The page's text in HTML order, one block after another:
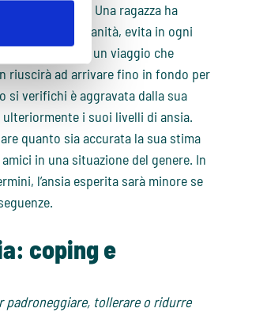
temuto. Una ragazza ha
sua quotidianità, evita in ogni
vogliono fare un viaggio che
riuscirà ad arrivare fino in fondo per
si verifichi è aggravata dalla sua
i suoi livelli di ansia.
quanto sia accurata la sua stima
in una situazione del genere. In
l’ansia esperita sarà minore se
coping e
tollerare o ridurre